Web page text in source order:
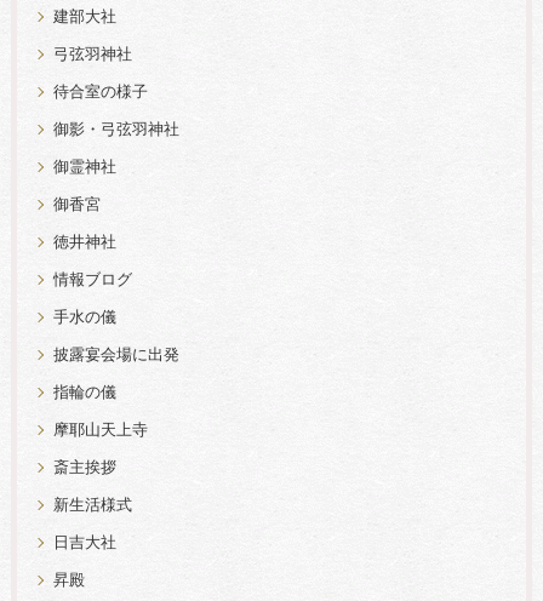
建部大社
弓弦羽神社
待合室の様子
御影・弓弦羽神社
御霊神社
御香宮
徳井神社
情報ブログ
手水の儀
披露宴会場に出発
指輪の儀
摩耶山天上寺
斎主挨拶
新生活様式
日吉大社
昇殿